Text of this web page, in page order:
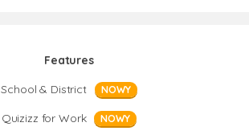
Features
School & District
NOWY
Quizizz for Work NOWY